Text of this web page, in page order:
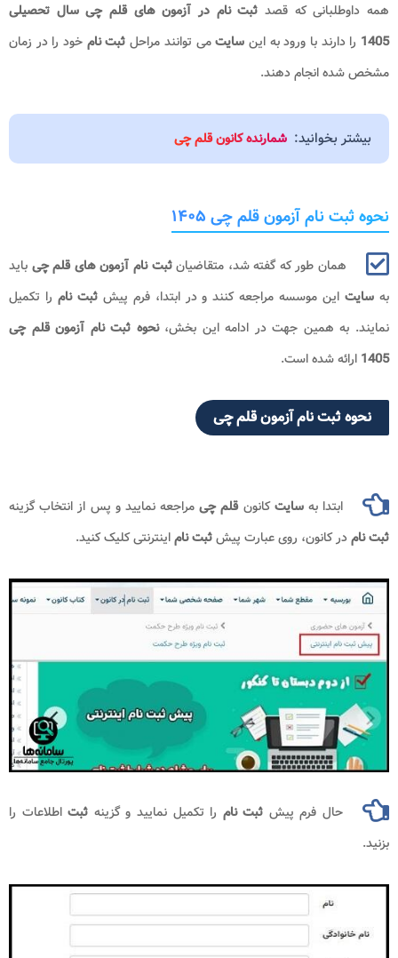
همه داوطلبانی که قصد ثبت نام در آزمون های قلم چی سال تحصیلی
1405 را دارند با ورود به این سایتمی توانند مراحلثبت نام خود را در زمان
مشخص شده انجام دهند.
بیشتر بخوانید: شمارنده کانون قلم چی
نحوه ثبت نام آزمون قلم چی ۱۴۰۵
همان طور که گفته شد، متقاضیانثبت نام آزمون های قلم چی باید
به سایت این موسسه مراجعه کنند و در ابتدا، فرم پیشثبت نام را تکمیل
نمایند. به همین جهت در ادامه این بخش،نحوه ثبت نام آزمون قلم چی
1405 ارائه شده است.
نحوه ثبت نام آزمون قلم چی
ابتدا بهسایتکانونقلم چیمراجعه نمایید و پس از انتخاب گزینه
ثبت نامدر کانون، روی عبارت پیشثبت ناماینترنتی کلیک کنید.
حال فرم پیش ثبت نام را تکمیل نمایید و گزینه ثبتاطلاعات را
بزنید.